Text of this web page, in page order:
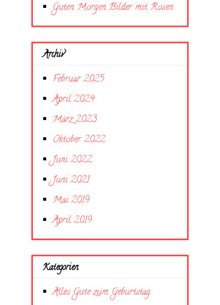
Guten Morgen Bilder mit Rosen
Archiv
Februar 2025
April 2024
März 2023
Oktober 2022
Juni 2022
Juni 2021
Mai 2019
April 2019
Kategorien
Alles Gute zum Geburtstag